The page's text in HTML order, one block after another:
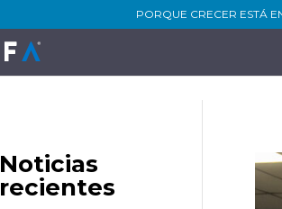
PORQUE CRECER ESTÁ
Noticias
recientes